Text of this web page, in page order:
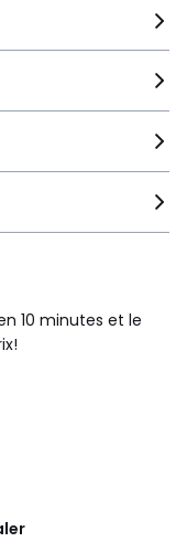
10 minutes et le